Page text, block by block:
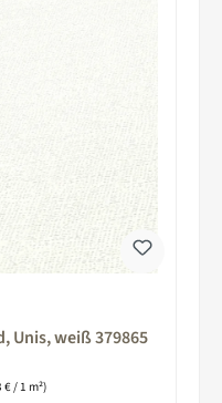
Unis, weiß 379865
€ / 1 m²)